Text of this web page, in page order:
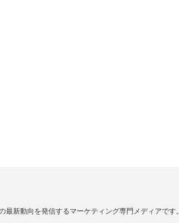
新動向を発信するマーケティング専門メディアです。